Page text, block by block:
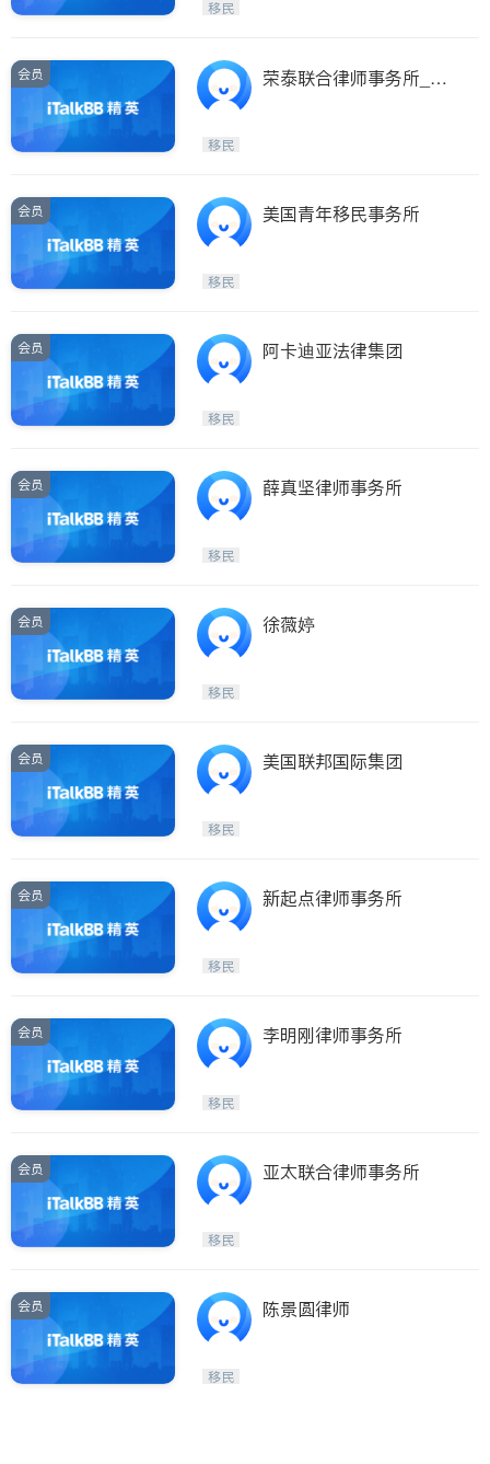
移民
会员
荣泰联合律师事务所_Glo
移民
会员 美国青年移民事务所
移民
会员 阿卡迪亚法律集团
移民
会员 薛真坚律师事务所
移民
会员 徐薇婷
移民
会员 美国联邦国际集团
移民
会员 新起点律师事务所
移民
会员 李明刚律师事务所
移民
会员 亚太联合律师事务所
移民
会员 陈景圆律师
移民